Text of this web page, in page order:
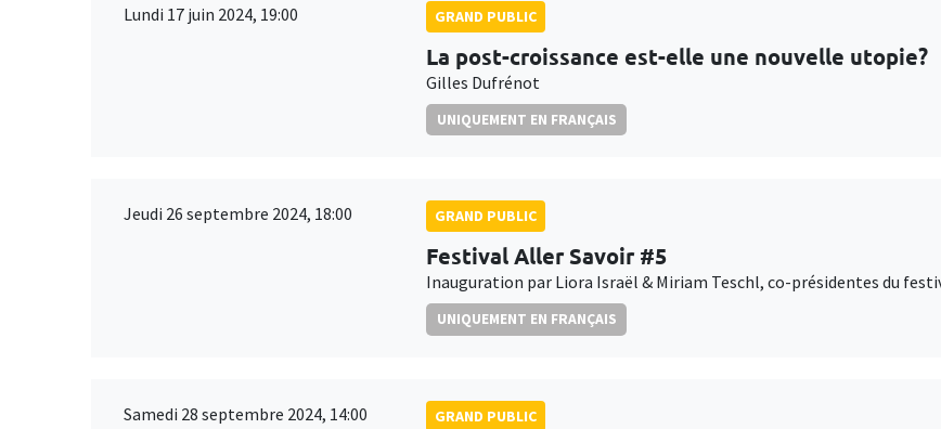
Lundi 17 juin 2024, 19:00 GRAND PUBLIC
La post-croissance est-elle une nouvelle utopie?
Gilles Dufrénot
UNIQUEMENT EN FRANÇAIS
Jeudi 26 septembre 2024, 18:00 GRAND PUBLIC
Festival Aller Savoir #5
Inauguration par Liora Israël & Miriam Teschl, co-présidentes du
UNIQUEMENT EN FRANÇAIS
Samedi 28 septembre 2024, 14:00 GRAND PUBLIC